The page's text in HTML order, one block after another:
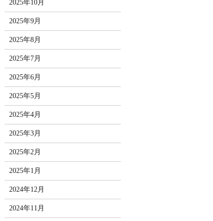
2025年10月
2025年9月
2025年8月
2025年7月
2025年6月
2025年5月
2025年4月
2025年3月
2025年2月
2025年1月
2024年12月
2024年11月